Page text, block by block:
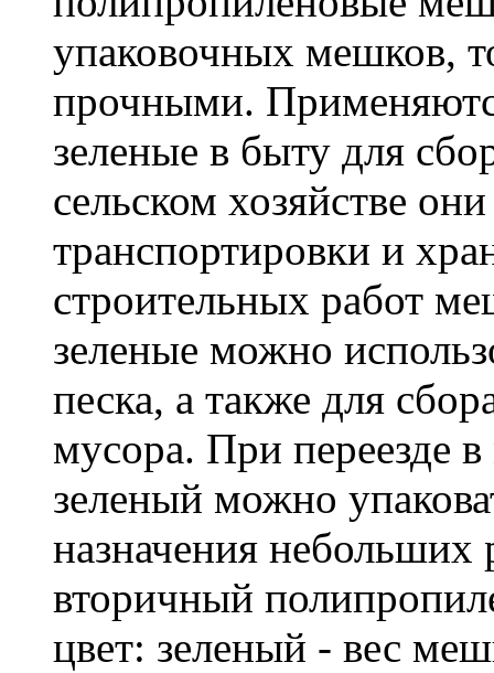
упаковочных мешков,
прочными.
зеленые в быту для
сельском хозяйстве
транспортировки и
строительных работ
зеленые можно
песка, а также для
мусора. При переезде
зеленый можно
назначения небольших
вторичный
цвет: зеленый - вес